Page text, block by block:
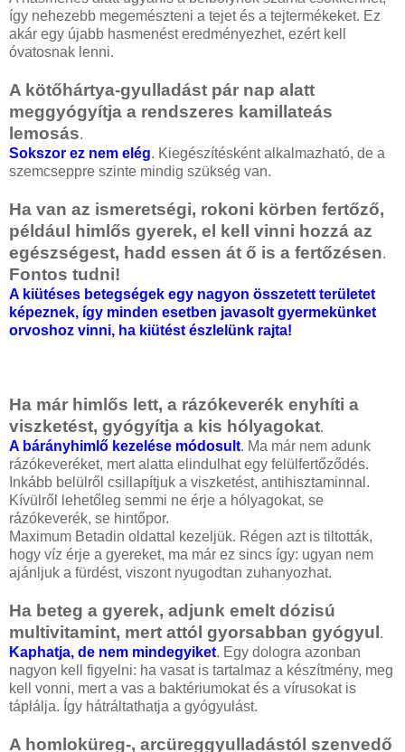
így nehezebb megemészteni a tejet és a tejtermékeket. Ez
akár egy újabb hasmenést eredményezhet, ezért kell
óvatosnak lenni.
A kötőhártya-gyulladást pár nap alatt
meggyógyítja a rendszeres kamillateás
lemosás.
Sokszor ez nem elég. Kiegészítésként alkalmazható, de a
szemcseppre szinte mindig szükség van.
Ha van az ismeretségi, rokoni körben fertőző,
például himlős gyerek, el kell vinni hozzá az
egészségest, hadd essen át ő is a fertőzésen.
Fontos tudni!
A kiütéses betegségek egy nagyon összetett területet
képeznek, így minden esetben javasolt gyermekünket
orvoshoz vinni, ha kiütést észlelünk rajta!
Ha már himlős lett, a rázókeverék enyhíti a
viszketést, gyógyítja a kis hólyagokat.
A bárányhimlő kezelése módosult. Ma már nem adunk
rázókeveréket, mert alatta elindulhat egy felülfertőződés.
Inkább belülről csillapítjuk a viszketést, antihisztaminnal.
Kívülről lehetőleg semmi ne érje a hólyagokat, se
rázókeverék, se hintőpor.
Maximum Betadin oldattal kezeljük. Régen azt is tiltották,
hogy víz érje a gyereket, ma már ez sincs így: ugyan nem
ajánljuk a fürdést, viszont nyugodtan zuhanyozhat.
Ha beteg a gyerek, adjunk emelt dózisú
multivitamint, mert attól gyorsabban gyógyul .
Kaphatja, de nem mindegyiket. Egy dologra azonban
nagyon kell figyelni: ha vasat is tartalmaz a készítmény, meg
kell vonni, mert a vas a baktériumokat és a vírusokat is
táplálja. Így hátráltathatja a gyógyulást.
A homloküreg-, arcüreggyulladástól szenvedő